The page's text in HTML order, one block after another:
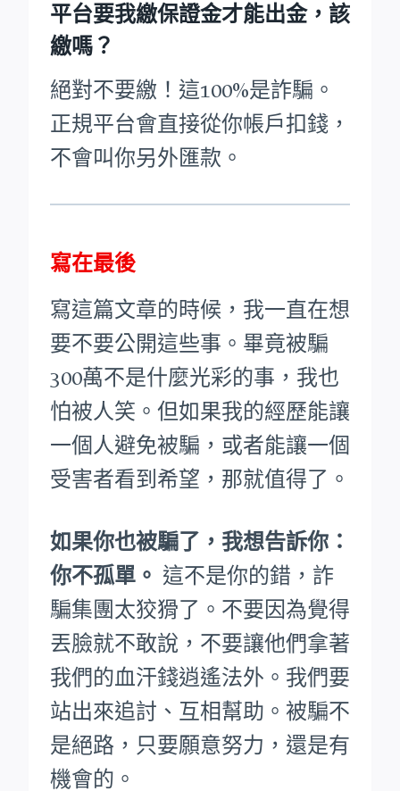
平台要我繳保證金才能出金，該
繳嗎？
絕對不要繳！這100%是詐騙。
正規平台會直接從你帳戶扣錢，
不會叫你另外匯款。
寫在最後
寫這篇文章的時候，我一直在想
要不要公開這些事。畢竟被騙
300萬不是什麼光彩的事，我也
怕被人笑。 但如果我的經歷能讓
一個人避免被騙，或者能讓一個
受害者看到希望，那就值得了。
如果你也被騙了，我想告訴你：
你不孤單。 這不是你的錯，詐
騙集團太狡猾了。不要因為覺得
丟臉就不敢說，不要讓他們拿著
我們的血汗錢逍遙法外。 我們要
站出來追討、互相幫助。被騙不
是絕路，只要願意努力，還是有
機會的。